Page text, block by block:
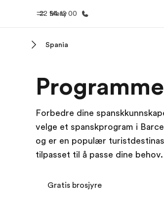
Meny
22 94 12 00
Velkommen til EF
Spania
Forbedre dine
velge et spanskprogram i
og er en populær
tilpasset til å passe dine behov.
Gratis brosjyre